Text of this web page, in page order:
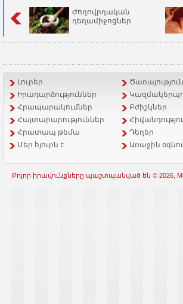
Ժողովրդական
դեղամիջոցներ
Լուրեր
Իրադարձություններ
Հրապարակումներ
Բժիշկներ
Հայտարարություններ
Հրատապ թեմա
Դեղեր
Մեր հյուրն է
Առաջին
Բոլոր իրավունքները պաշտպանված են © 2026,